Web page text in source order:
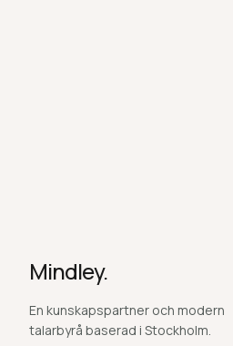
Mindley.
En kunskapspartner och modern
talarbyrå baserad i Stockholm.